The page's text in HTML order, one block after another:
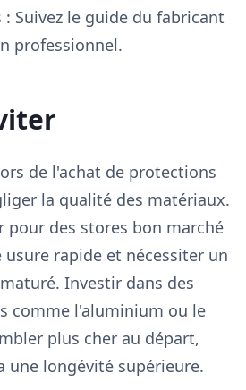
Suivez le guide du fabricant
professionnel.
de l'achat de protections
la qualité des matériaux.
pour des stores bon marché
rapide et nécessiter un
Investir dans des
comme l'aluminium ou le
plus cher au départ,
une longévité supérieure.